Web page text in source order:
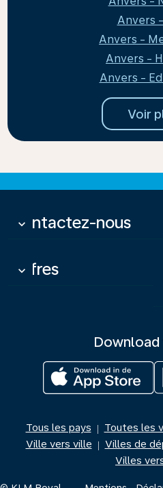
Anvers
Anvers -
Anvers -
Anvers -
Voir
Contactez-nous
keyboard_arrow_down
Offres
keyboard_arrow_down
Download
Tous les pays | Toutes les
Ville vers ville | Villes de
Villes